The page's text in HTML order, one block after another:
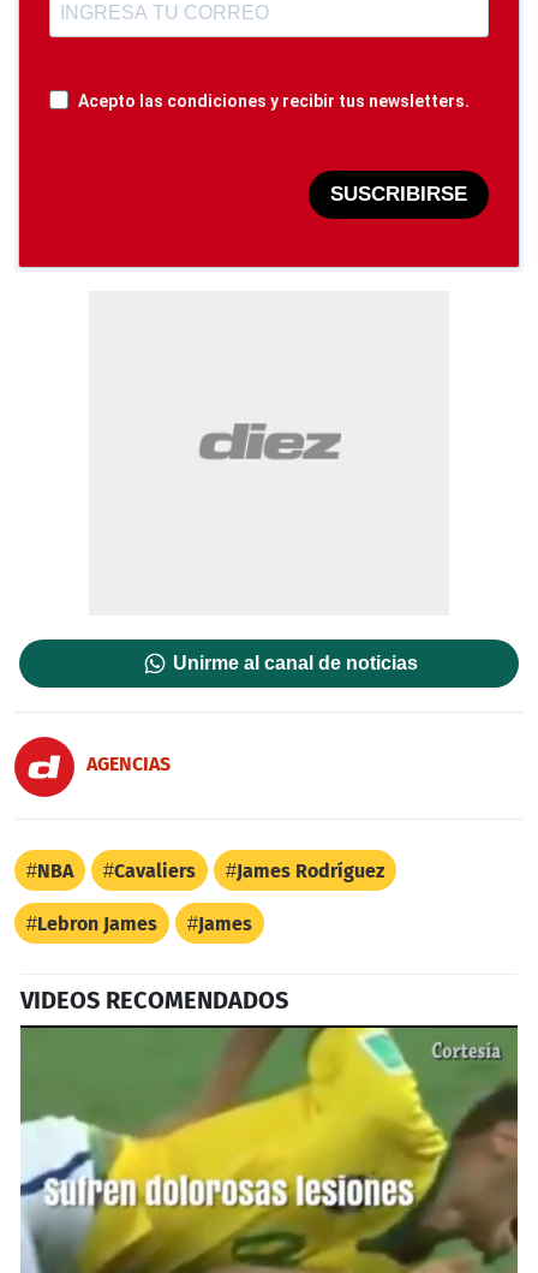
Acepto las condiciones y recibir tus newsletters.
SUSCRIBIRSE
Unirme al canal de noticias
AGENCIAS
NBA Cavaliers James Rodríguez
Lebron James James
VIDEOS RECOMENDADOS